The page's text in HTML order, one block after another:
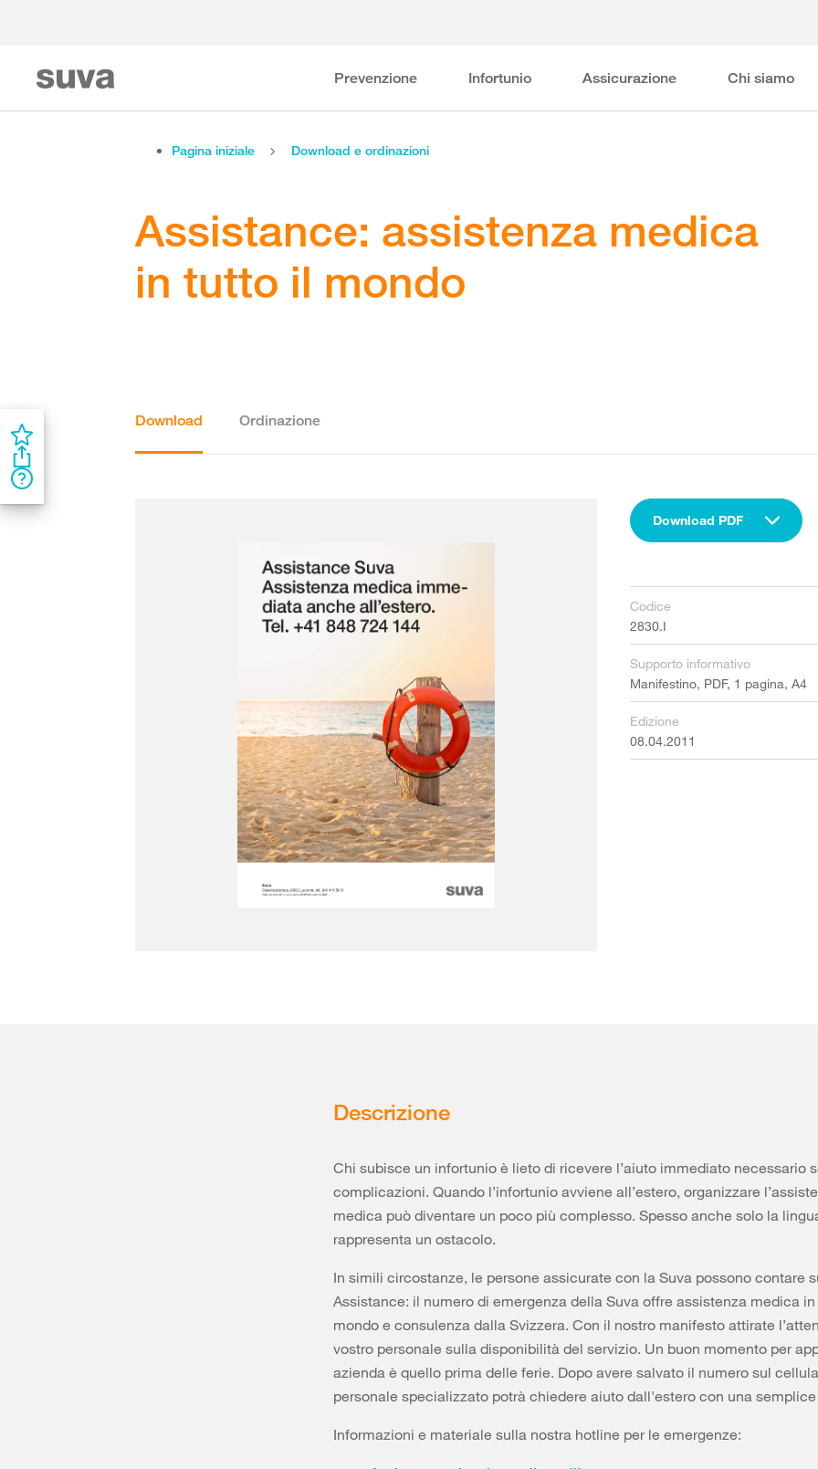
Prevenzione Infortunio Assicurazione Chi siamo
Pagina iniziale Download e ordinazioni
Assistance: assistenza medica
in tutto il mondo
Download Ordinazione
Download PDF
Codice
2830.I
Supporto informativo
Manifestino, PDF, 1 pagina, A4
Edizione
08.04.2011
Descrizione
Chi subisce un infortunio è lieto di ricevere l’aiuto immediato necessario
complicazioni. Quando l’infortunio avviene all’estero, organizzare
medica può diventare un poco più complesso. Spesso anche solo la
rappresenta un ostacolo.
In simili circostanze, le persone assicurate con la Suva possono contare
Assistance: il numero di emergenza della Suva offre assistenza medica
mondo e consulenza dalla Svizzera. Con il nostro manifesto attirate
vostro personale sulla disponibilità del servizio. Un buon momento per
azienda è quello prima delle ferie. Dopo avere salvato il numero sul
personale specializzato potrà chiedere aiuto dall'estero con una
Informazioni e materiale sulla nostra hotline per le emergenze: